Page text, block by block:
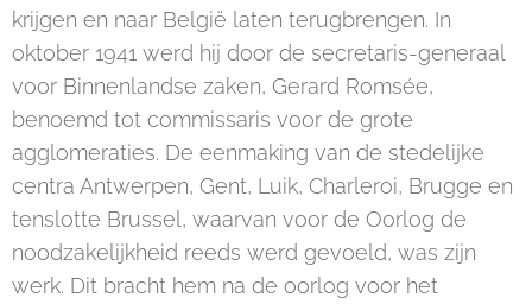
krijgen en naar België laten terugbrengen. In
oktober 1941 werd hij door de secretaris-generaal
voor Binnenlandse zaken, Gerard Romsée,
benoemd tot commissaris voor de grote
agglomeraties. De eenmaking van de stedelijke
centra Antwerpen, Gent, Luik, Charleroi, Brugge en
tenslotte Brussel, waarvan voor de Oorlog de
noodzakelijkheid reeds werd gevoeld, was zijn
werk. Dit bracht hem na de oorlog voor het